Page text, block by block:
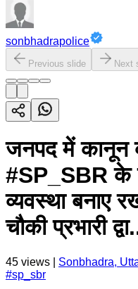
sonbhadrapolice
Previous slide Next
जनपद में कानून
#SP_SBR के
व्यवस्था बनाए
चौकी प्रभारी
45 views | Sonbhadra,
#sp_sbr